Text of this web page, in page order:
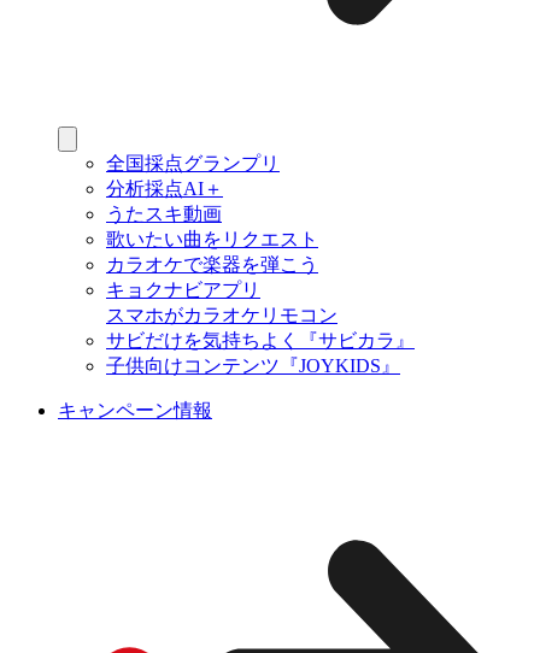
全国採点グランプリ
分析採点AI＋
うたスキ動画
歌いたい曲をリクエスト
カラオケで楽器を弾こう
キョクナビアプリ
スマホがカラオケリモコン
サビだけを気持ちよく『サビカラ』
子供向けコンテンツ『JOYKIDS』
キャンペーン情報